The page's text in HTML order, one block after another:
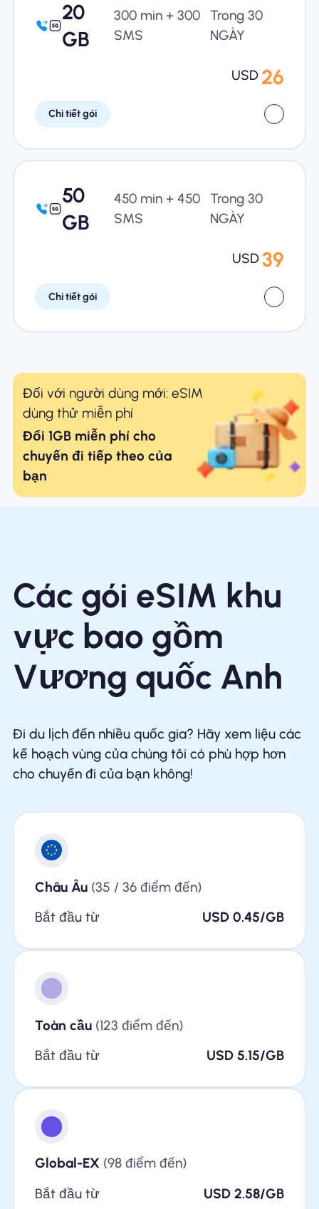
20
GB
300 min + 300
SMS
Trong 30
NGÀY
USD 26
Chi tiết gói
50
GB
450 min + 450
SMS
Trong 30
NGÀY
USD 39
Chi tiết gói
Đối với người dùng mới: eSIM
dùng thử miễn phí
Đổi 1GB miễn phí cho
chuyến đi tiếp theo của
bạn
Các gói eSIM khu
vực bao gồm
Vương quốc Anh
Đi du lịch đến nhiều quốc gia? Hãy xem liệu các
kế hoạch vùng của chúng tôi có phù hợp hơn
cho chuyến đi của bạn không!
Châu Âu(35 / 36 điểm đến)
Bắt đầu từ
USD 0.45/GB
Toàn cầu(123 điểm đến)
Bắt đầu từ
USD 5.15/GB
Global-EX (98 điểm đến)
Bắt đầu từ
USD 2.58/GB